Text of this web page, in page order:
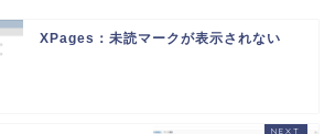
XPages：未読マークが表示されない